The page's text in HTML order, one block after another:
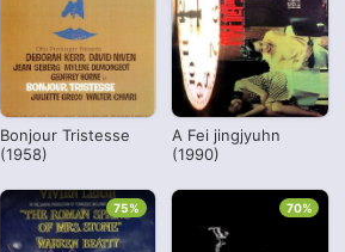
Bonjour Tristesse
(1958)
A Fei jingjyuhn
(1990)
75% 70%